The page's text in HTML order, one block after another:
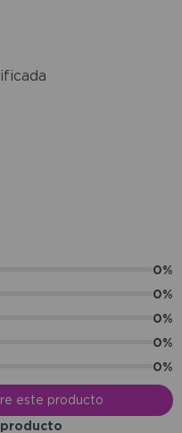
0%
0%
0%
0%
0%
este producto